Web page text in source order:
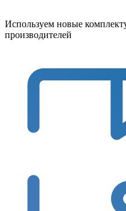
Используем новые
производителей